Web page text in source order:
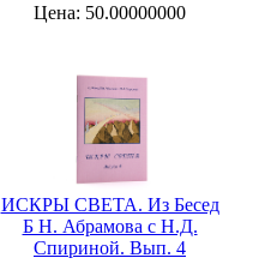
Цена: 50.00000000
ИСКРЫ СВЕТА. Из Бесед
Б Н. Абрамова с Н.Д.
Спириной. Вып. 4